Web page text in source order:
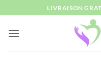
au
contenu
LIVRAISON